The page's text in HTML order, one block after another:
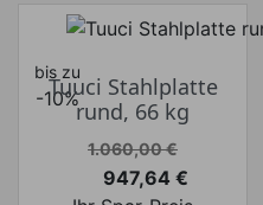
bis zu
-10%
Tuuci Stahlplatte
rund, 66 kg
Verkaufspreis
1.060,00 €
Preis
947,64 €